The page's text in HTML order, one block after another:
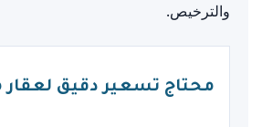
والترخيص.
محتاج تسعير دقيق لعقار